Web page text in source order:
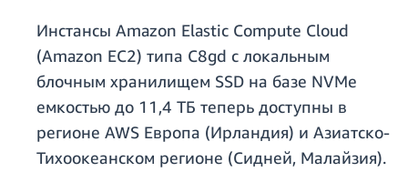
Инстансы Amazon Elastic Compute Cloud
(Amazon EC2) типа C8gd с локальным
блочным хранилищем SSD на базе NVMe
емкостью до 11,4 ТБ теперь доступны в
регионе AWS Европа (Ирландия) и Азиатско-
Тихоокеанском регионе (Сидней, Малайзия).